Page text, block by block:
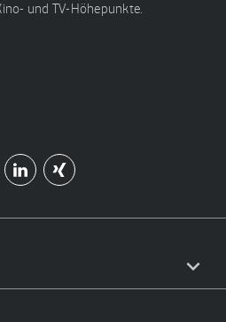
und TV-Höhepunkte.